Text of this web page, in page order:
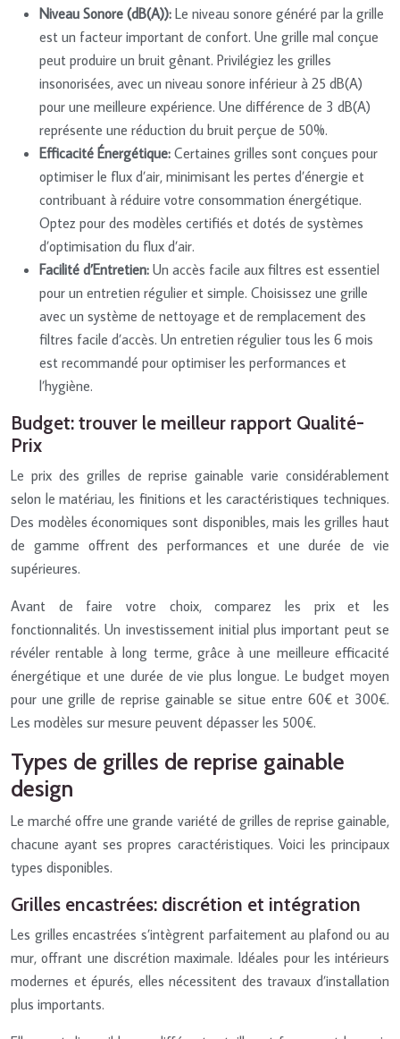
Niveau Sonore (dB(A)): Le niveau sonore généré par la grille
est un facteur important de confort. Une grille mal conçue
peut produire un bruit gênant. Privilégiez les grilles
insonorisées, avec un niveau sonore inférieur à 25 dB(A)
pour une meilleure expérience. Une différence de 3 dB(A)
représente une réduction du bruit perçue de 50%.
Efficacité Énergétique: Certaines grilles sont conçues pour
optimiser le flux d’air, minimisant les pertes d’énergie et
contribuant à réduire votre consommation énergétique.
Optez pour des modèles certifiés et dotés de systèmes
d’optimisation du flux d’air.
Facilité d’Entretien: Un accès facile aux filtres est essentiel
pour un entretien régulier et simple. Choisissez une grille
avec un système de nettoyage et de remplacement des
filtres facile d’accès. Un entretien régulier tous les 6 mois
est recommandé pour optimiser les performances et
l’hygiène.
Budget: trouver le meilleur rapport Qualité-
Prix
Le prix des grilles de reprise gainable varie considérablement
selon le matériau, les finitions et les caractéristiques techniques.
Des modèles économiques sont disponibles, mais les grilles haut
de gamme offrent des performances et une durée de vie
supérieures.
Avant de faire votre choix, comparez les prix et les
fonctionnalités. Un investissement initial plus important peut se
révéler rentable à long terme, grâce à une meilleure efficacité
énergétique et une durée de vie plus longue. Le budget moyen
pour une grille de reprise gainable se situe entre 60€ et 300€.
Les modèles sur mesure peuvent dépasser les 500€.
Types de grilles de reprise gainable
design
Le marché offre une grande variété de grilles de reprise gainable,
chacune ayant ses propres caractéristiques. Voici les principaux
types disponibles.
Grilles encastrées: discrétion et intégration
Les grilles encastrées s’intègrent parfaitement au plafond ou au
mur, offrant une discrétion maximale. Idéales pour les intérieurs
modernes et épurés, elles nécessitent des travaux d’installation
plus importants.